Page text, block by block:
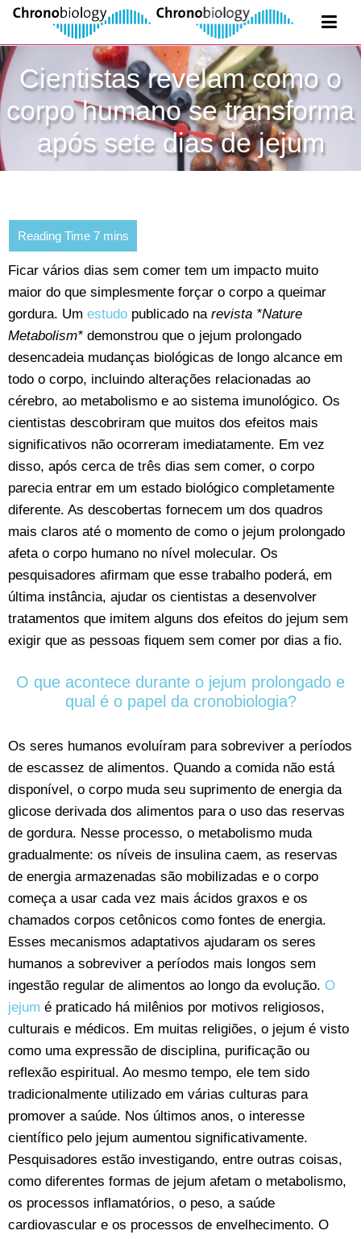
Cientistas revelam como o
corpo humano se transforma
após sete dias de jejum
Ficar vários dias sem comer tem um impacto muito
maior do que simplesmente forçar o corpo a queimar
gordura. Um estudo publicado na revista *Nature
Metabolism* demonstrou que o jejum prolongado
desencadeia mudanças biológicas de longo alcance em
todo o corpo, incluindo alterações relacionadas ao
cérebro, ao metabolismo e ao sistema imunológico. Os
cientistas descobriram que muitos dos efeitos mais
significativos não ocorreram imediatamente. Em vez
disso, após cerca de três dias sem comer, o corpo
parecia entrar em um estado biológico completamente
diferente. As descobertas fornecem um dos quadros
mais claros até o momento de como o jejum prolongado
afeta o corpo humano no nível molecular. Os
pesquisadores afirmam que esse trabalho poderá, em
última instância, ajudar os cientistas a desenvolver
tratamentos que imitem alguns dos efeitos do jejum sem
exigir que as pessoas fiquem sem comer por dias a fio.
O que acontece durante o jejum prolongado e
qual é o papel da cronobiologia?
Os seres humanos evoluíram para sobreviver a períodos
de escassez de alimentos. Quando a comida não está
disponível, o corpo muda seu suprimento de energia da
glicose derivada dos alimentos para o uso das reservas
de gordura. Nesse processo, o metabolismo muda
gradualmente: os níveis de insulina caem, as reservas
de energia armazenadas são mobilizadas e o corpo
começa a usar cada vez mais ácidos graxos e os
chamados corpos cetônicos como fontes de energia.
Esses mecanismos adaptativos ajudaram os seres
humanos a sobreviver a períodos mais longos sem
ingestão regular de alimentos ao longo da evolução. O
jejum é praticado há milênios por motivos religiosos,
culturais e médicos. Em muitas religiões, o jejum é visto
como uma expressão de disciplina, purificação ou
reflexão espiritual. Ao mesmo tempo, ele tem sido
tradicionalmente utilizado em várias culturas para
promover a saúde. Nos últimos anos, o interesse
científico pelo jejum aumentou significativamente.
Pesquisadores estão investigando, entre outras coisas,
como diferentes formas de jejum afetam o metabolismo,
os processos inflamatórios, o peso, a saúde
cardiovascular e os processos de envelhecimento. O